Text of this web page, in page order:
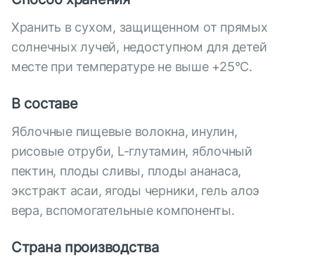
Хранить в сухом, защищенном от прямых
солнечных лучей, недоступном для детей
месте при температуре не выше +25°С.
В составе
Яблочные пищевые волокна, инулин,
рисовые отруби, L-глутамин, яблочный
пектин, плоды сливы, плоды ананаса,
экстракт асаи, ягоды черники, гель алоэ
вера, вспомогательные компоненты.
Страна производства